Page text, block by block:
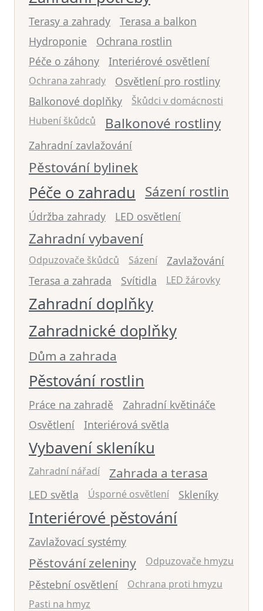
Terasy a zahrady
Terasa a balkon
Hydroponie
Ochrana rostlin
Péče o záhony
Interiérové osvětlení
Ochrana zahrady
Osvětlení pro rostliny
Balkonové doplňky
Škůdci v domácnosti
Hubení škůdců
Balkonové rostliny
Zahradní zavlažování
Pěstování bylinek
Péče o zahradu Sázení rostlin
Údržba zahrady LED osvětlení
Zahradní vybavení
Odpuzovače škůdců Sázení
Zavlažování
Terasa a zahrada
Svítidla LED žárovky
Zahradní doplňky
Zahradnické doplňky
Dům a zahrada
Pěstování rostlin
Práce na zahradě
Zahradní květináče
Osvětlení
Interiérová světla
Vybavení skleníku
Zahradní nářadí Zahrada a terasa
LED světla Úsporné osvětlení Skleníky
Interiérové pěstování
Zavlažovací systémy
Pěstování zeleniny Odpuzovače hmyzu
Pěstební osvětlení
Ochrana proti hmyzu
Pasti na hmyz